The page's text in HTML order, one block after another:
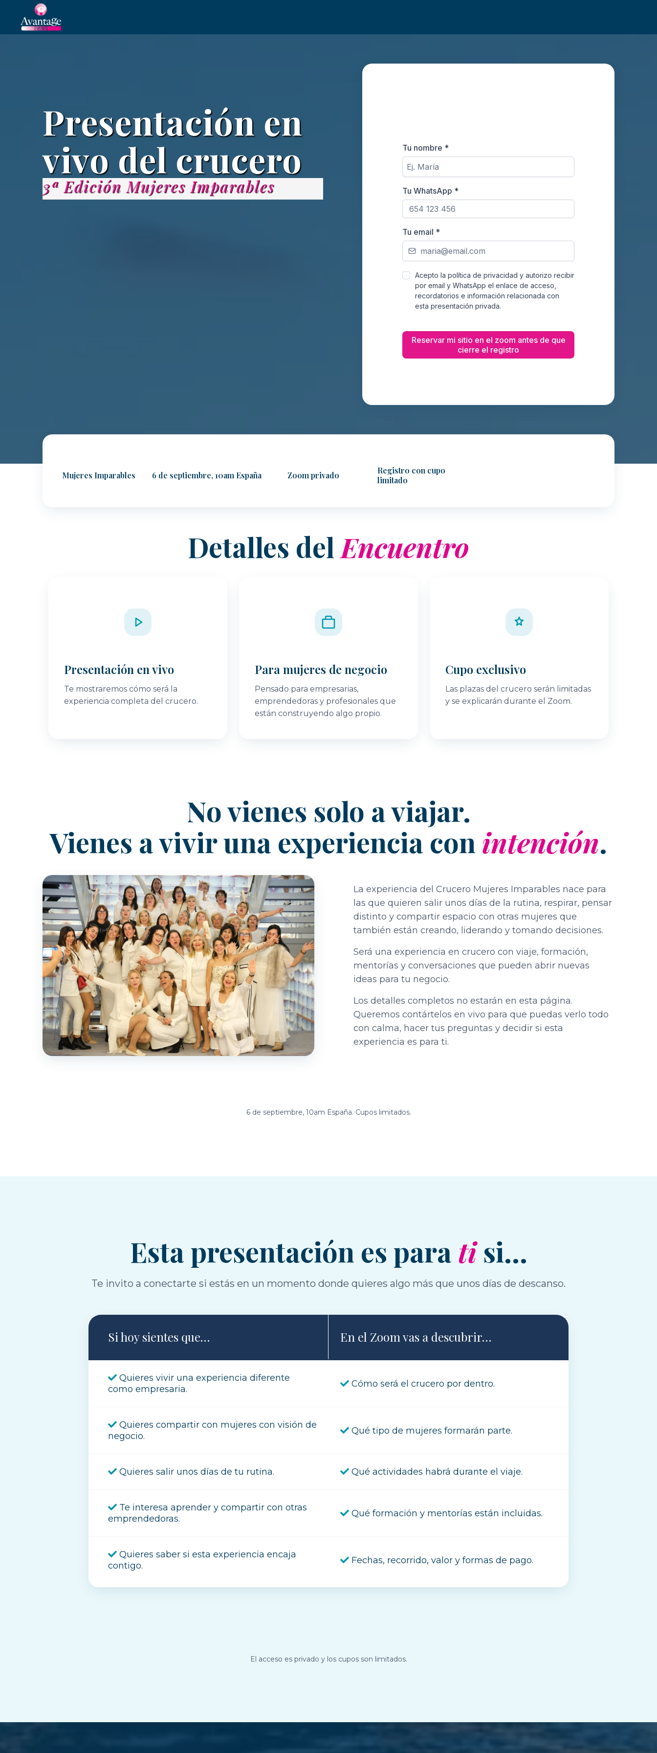
Presentación en
vivo del crucero
3ª Edición Mujeres Imparables
Tu nombre *
Tu WhatsApp *
Tu email *
Acepto la política de privacidad y autorizo recibir
por email y WhatsApp el enlace de acceso,
recordatorios e información relacionada con
esta presentación privada.
Reservar mi sitio en el zoom antes de que
cierre el registro
Mujeres Imparables 6 de septiembre, 10am España Zoom privado
Registro con cupo
limitado
Detalles del Encuentro
Presentación en vivo
Te mostraremos cómo será la
experiencia completa del crucero.
Para mujeres de negocio
Pensado para empresarias,
emprendedoras y profesionales que
están construyendo algo propio.
Cupo exclusivo
Las plazas del crucero serán limitadas
y se explicarán durante el Zoom.
No vienes solo a viajar.
Vienes a vivir una experiencia con intención.
La experiencia del Crucero Mujeres Imparables nace para
las que quieren salir unos días de la rutina, respirar, pensar
distinto y compartir espacio con otras mujeres que
también están creando, liderando y tomando decisiones.
Será una experiencia en crucero con viaje, formación,
mentorías y conversaciones que pueden abrir nuevas
ideas para tu negocio.
Los detalles completos no estarán en esta página.
Queremos contártelos en vivo para que puedas verlo todo
con calma, hacer tus preguntas y decidir si esta
experiencia es para ti.
6 de septiembre, 10am España. Cupos limitados.
Esta presentación es para tisi...
Te invito a conectarte si estás en un momento donde quieres algo más que unos días de descanso.
Si hoy sientes que… En el Zoom vas a descubrir…
Quieres vivir una experiencia diferente
como empresaria.
Cómo será el crucero por dentro.
Quieres compartir con mujeres con visión de
negocio.
Qué tipo de mujeres formarán parte.
Quieres salir unos días de tu rutina. Qué actividades habrá durante el viaje.
Te interesa aprender y compartir con otras
emprendedoras.
Qué formación y mentorías están incluidas.
Quieres saber si esta experiencia encaja
contigo.
Fechas, recorrido, valor y formas de pago.
El acceso es privado y los cupos son limitados.